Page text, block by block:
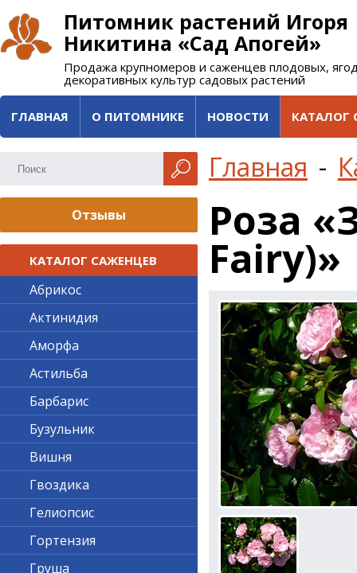
Питомник растений Игоря
Никитина «Сад Апогей»
Продажа крупномеров и саженцев плодовых,
декоративных культур садовых растений
ГЛАВНАЯ О ПИТОМНИКЕ НОВОСТИ КАТАЛОГ
Главная -
Роза
Fairy)»
Отзывы
КАТАЛОГ САЖЕНЦЕВ
Абрикос
Актинидия
Аморфа
Астильба
Барбарис
Бузульник
Вишня
Гвоздика
Гелиопсис
Гортензия
Груша